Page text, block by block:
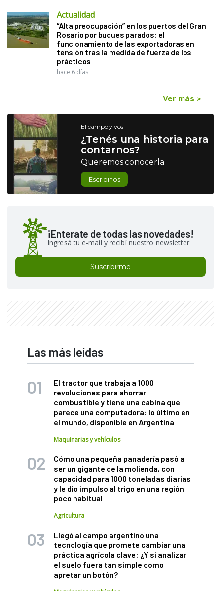
Actualidad
“Alta preocupación” en los puertos del Gran
Rosario por buques parados: el
funcionamiento de las exportadoras en
tensión tras la medida de fuerza de los
prácticos
hace 6 días
Ver más >
El campo y vos
¿Tenés una historia para
contarnos?
Queremos conocerla
Escribinos
¡Enterate de todas las novedades!
Ingresá tu e-mail y recibí nuestro newsletter
Suscribirme
Las más leídas
El tractor que trabaja a 1000
revoluciones para ahorrar
combustible y tiene una cabina que
parece una computadora: lo último en
el mundo, disponible en Argentina
Maquinarias y vehículos
Cómo una pequeña panadería pasó a
ser un gigante de la molienda, con
capacidad para 1000 toneladas diarias
y le dio impulso al trigo en una región
poco habitual
Agricultura
Llegó al campo argentino una
tecnología que promete cambiar una
práctica agrícola clave: ¿Y si analizar
el suelo fuera tan simple como
apretar un botón?